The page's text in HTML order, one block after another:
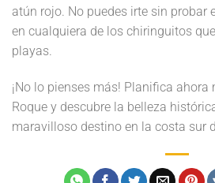
atún rojo. No puedes irte sin probar
en cualquiera de los chiringuitos
playas.
¡No lo pienses más! Planifica
Roque y descubre la belleza
maravilloso destino en la costa sur